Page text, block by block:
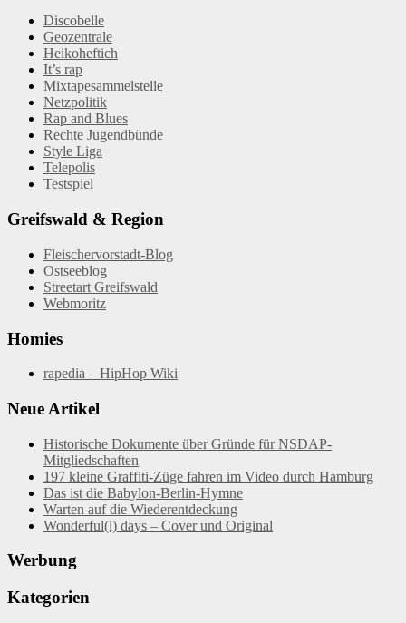
Discobelle
Geozentrale
Heikoheftich
It’s rap
Mixtapesammelstelle
Netzpolitik
Rap and Blues
Rechte Jugendbünde
Style Liga
Telepolis
Testspiel
Greifswald & Region
Fleischervorstadt-Blog
Ostseeblog
Streetart Greifswald
Webmoritz
Homies
rapedia – HipHop Wiki
Neue Artikel
Historische Dokumente über Gründe für NSDAP-
Mitgliedschaften
197 kleine Graffiti-Züge fahren im Video durch Hamburg
Das ist die Babylon-Berlin-Hymne
Warten auf die Wiederentdeckung
Wonderful(l) days – Cover und Original
Werbung
Kategorien